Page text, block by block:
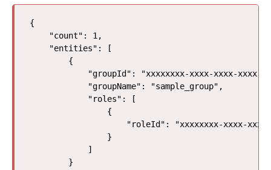
{
    "count": 1,
    "entities": [
        {
"groupId": "xxxxxxxx-xxxx-xxxx-xxxx-
            "groupName": "sample_group",
            "roles": [
                {
"roleId": "xxxxxxxx-xxxx-
                }
            ]
        }